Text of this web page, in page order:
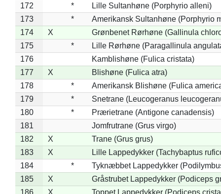
172
*
Lille Sultanhøne (Porphyrio alleni)
173
*
Amerikansk Sultanhøne (Porphyrio
174
X
Grønbenet Rørhøne (Gallinula
175
*
Lille Rørhøne (Paragallinula
176
Kamblishøne (Fulica cristata)
177
X
Blishøne (Fulica atra)
178
*
Amerikansk Blishøne (Fulica
179
*
Snetrane (Leucogeranus
180
*
Prærietrane (Antigone canadensis)
181
Jomfrutrane (Grus virgo)
182
X
Trane (Grus grus)
183
X
Lille Lappedykker (Tachybaptus
184
*
Tyknæbbet Lappedykker
185
X
Gråstrubet Lappedykker (Podiceps
186
X
Toppet Lappedykker (Podiceps